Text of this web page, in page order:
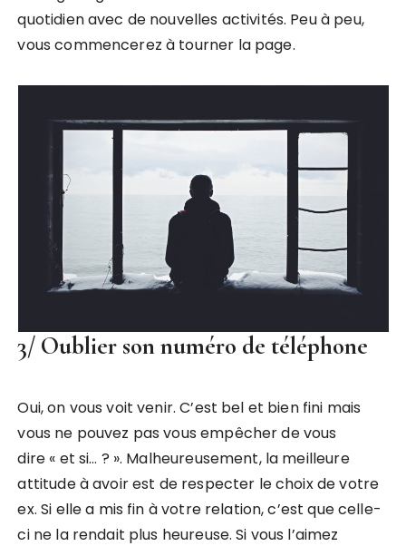
quotidien avec de nouvelles activités. Peu à peu,
vous commencerez à tourner la page.
3/ Oublier son numéro de téléphone
Oui, on vous voit venir. C’est bel et bien fini mais
vous ne pouvez pas vous empêcher de vous
dire « et si… ? ». Malheureusement, la meilleure
attitude à avoir est de respecter le choix de votre
ex. Si elle a mis fin à votre relation, c’est que celle-
ci ne la rendait plus heureuse. Si vous l’aimez